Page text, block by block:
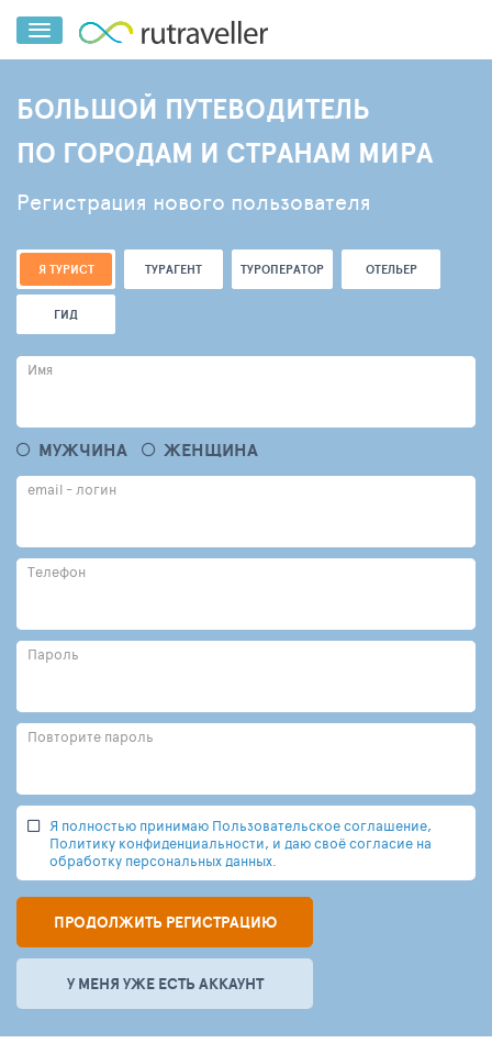
БОЛЬШОЙ ПУТЕВОДИТЕЛЬ
ПО ГОРОДАМ И СТРАНАМ МИРА
Регистрация нового пользователя
Я ТУРИСТ ТУРАГЕНТ ТУРОПЕРАТОР ОТЕЛЬЕР
ГИД
Имя
МУЖЧИНА ЖЕНЩИНА
email - логин
Телефон
Пароль
Повторите пароль
Я полностью принимаю Пользовательское соглашение,
Политику конфиденциальности, и даю своё согласие на
обработку персональных данных.
ПРОДОЛЖИТЬ РЕГИСТРАЦИЮ
У МЕНЯ УЖЕ ЕСТЬ АККАУНТ